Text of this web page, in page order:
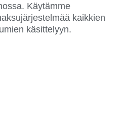
Käytämme
kaikkien
käsittelyyn.